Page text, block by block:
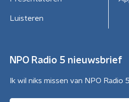
Luisteren
NPO Radio 5 nieuwsbrief
Ik wil niks missen van NPO Radio